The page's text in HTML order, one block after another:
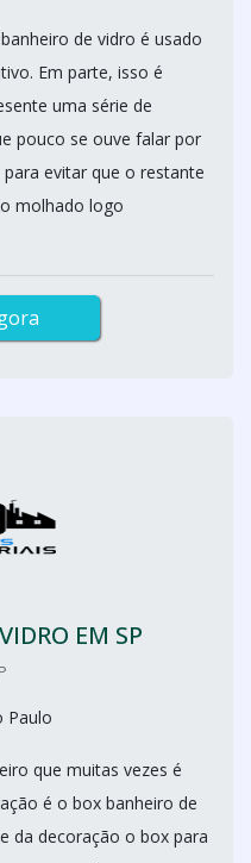
de vidro é usado
Em parte, isso é
uma série de
pouco se ouve falar por
evitar que o restante
molhado logo
EM SP
Paulo
que muitas vezes é
é o box banheiro de
da decoração o box para